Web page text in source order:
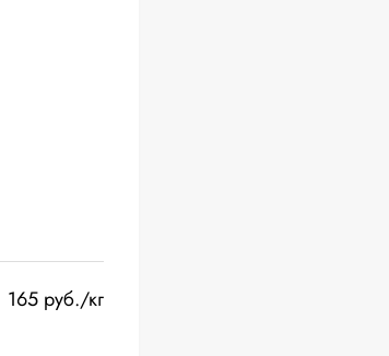
165 руб./кг